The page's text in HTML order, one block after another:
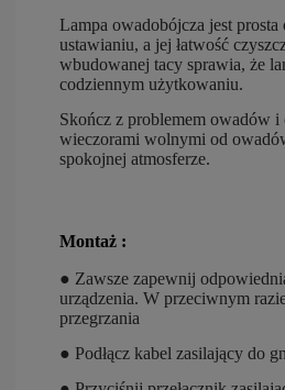
Lampa owadobójcza jest prosta
ustawianiu, a jej łatwość
wbudowanej tacy sprawia, że
codziennym użytkowaniu.
Skończ z problemem owadów i
wieczorami wolnymi od
spokojnej atmosferze.
Montaż :
● Zawsze zapewnij
urządzenia. W przeciwnym
przegrzania
● Podłącz kabel zasilający do